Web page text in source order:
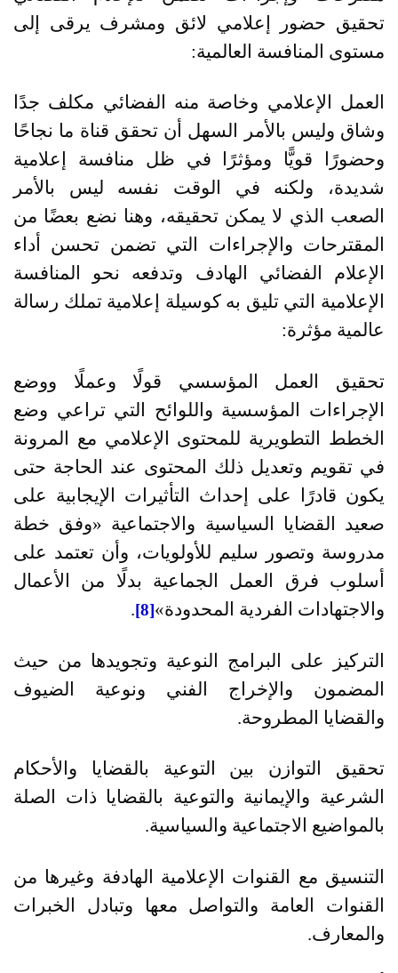
تحقيق حضور إعلامي لائق ومشرف يرقى إلى
مستوى المنافسة العالمية:
العمل الإعلامي وخاصة منه الفضائي مكلف جدًا
وشاق وليس بالأمر السهل أن تحقق قناة ما نجاحًا
وحضورًا قويًّا ومؤثرًا في ظل منافسة إعلامية
شديدة، ولكنه في الوقت نفسه ليس بالأمر
الصعب الذي لا يمكن تحقيقه، وهنا نضع بعضًا من
المقترحات والإجراءات التي تضمن تحسن أداء
الإعلام الفضائي الهادف وتدفعه نحو المنافسة
الإعلامية التي تليق به كوسيلة إعلامية تملك رسالة
عالمية مؤثرة:
تحقيق العمل المؤسسي قولًا وعملًا ووضع
الإجراءات المؤسسية واللوائح التي تراعي وضع
الخطط التطويرية للمحتوى الإعلامي مع المرونة
في تقويم وتعديل ذلك المحتوى عند الحاجة حتى
يكون قادرًا على إحداث التأثيرات الإيجابية على
صعيد القضايا السياسية والاجتماعية «وفق خطة
مدروسة وتصور سليم للأولويات، وأن تعتمد على
أسلوب فرق العمل الجماعية بدلًا من الأعمال
والاجتهادات الفردية المحدودة»[8]
.
التركيز على البرامج النوعية وتجويدها من حيث
المضمون والإخراج الفني ونوعية الضيوف
والقضايا المطروحة.
تحقيق التوازن بين التوعية بالقضايا والأحكام
الشرعية والإيمانية والتوعية بالقضايا ذات الصلة
بالمواضيع الاجتماعية والسياسية.
التنسيق مع القنوات الإعلامية الهادفة وغيرها من
القنوات العامة والتواصل معها وتبادل الخبرات
والمعارف.